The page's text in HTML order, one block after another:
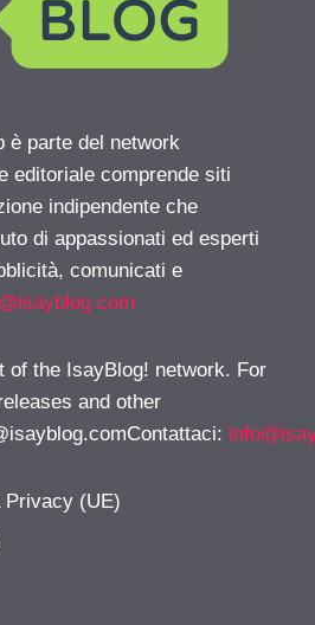
è parte del network
editoriale comprende siti
indipendente che
di appassionati ed esperti
comunicati e
of the IsayBlog! network. For
and other
:
Privacy (UE)